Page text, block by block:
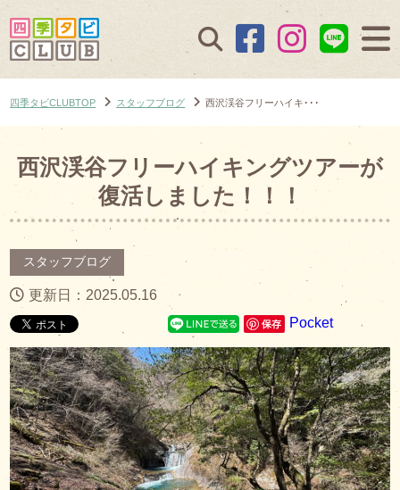
四季タビCLUBTOP スタッフブログ 西沢渓谷フリーハイキ･･･
西沢渓谷フリーハイキングツアーが
復活しました！！！
スタッフブログ
更新日：2025.05.16
保存 Pocket